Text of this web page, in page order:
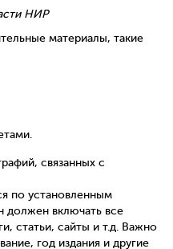
НИР
материалы, такие
связанных с
по установленным
должен включать все
статьи, сайты и т.д. Важно
год издания и другие